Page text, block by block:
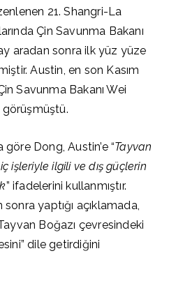
21. Shangri-La
Çin Savunma Bakanı
aradan sonra ilk yüz yüze
Austin, en son Kasım
Savunma Bakanı Wei
görüşmüştü.
göre Dong, Austin’e “Tayvan
işleriyle ilgili ve dış güçlerin
” ifadelerini kullanmıştır.
yaptığı açıklamada,
Boğazı çevresindeki
dile getirdiğini